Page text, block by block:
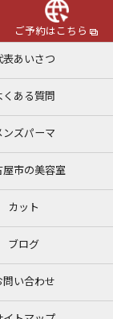
ご予約はこちら
表あいさつ
くある質問
ンズパーマ
屋市の美容室
カット
ブログ
問い合わせ